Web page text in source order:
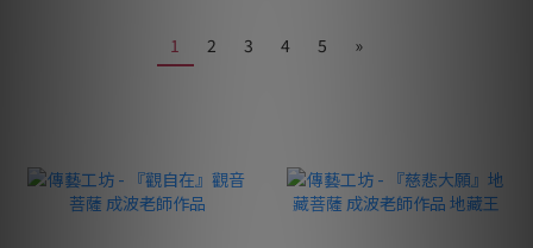
1 2 3 4 5 »